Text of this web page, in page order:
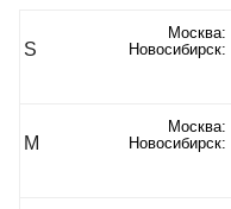
S
Москва:
Новосибирск:
M
Москва:
Новосибирск: